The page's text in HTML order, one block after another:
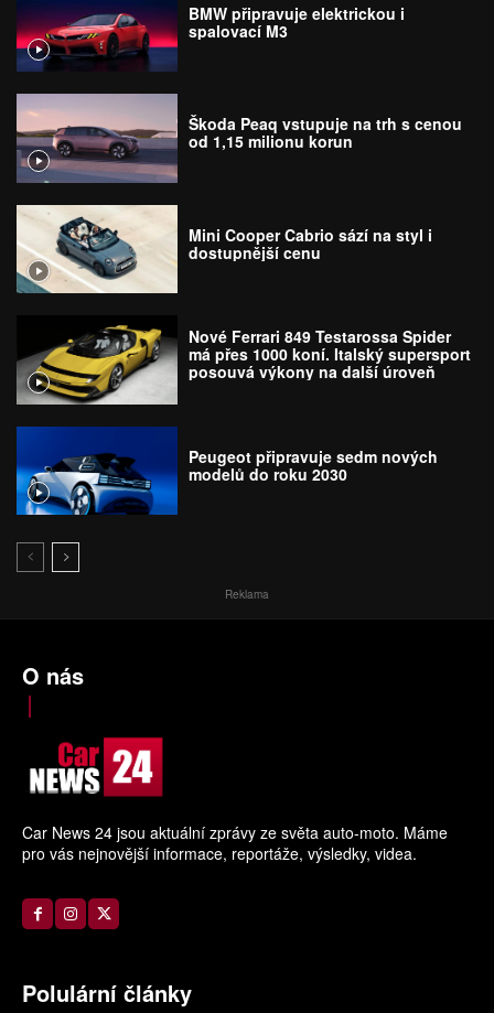
BMW připravuje elektrickou i
spalovací M3
Škoda Peaq vstupuje na trh s cenou
od 1,15 milionu korun
Mini Cooper Cabrio sází na styl i
dostupnější cenu
Nové Ferrari 849 Testarossa Spider
má přes 1000 koní. Italský supersport
posouvá výkony na další úroveň
Peugeot připravuje sedm nových
modelů do roku 2030
Reklama
O nás
Car News 24 jsou aktuální zprávy ze světa auto-moto. Máme
pro vás nejnovější informace, reportáže, výsledky, videa.
Polulární články